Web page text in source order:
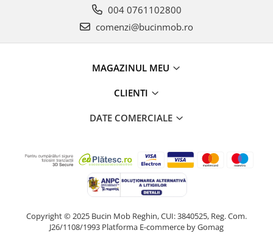
004 0761102800
comenzi@bucinmob.ro
MAGAZINUL MEU
CLIENTI
DATE COMERCIALE
Copyright © 2025 Bucin Mob Reghin, CUI: 3840525, Reg. Com.
J26/1108/1993 Platforma E-commerce by Gomag